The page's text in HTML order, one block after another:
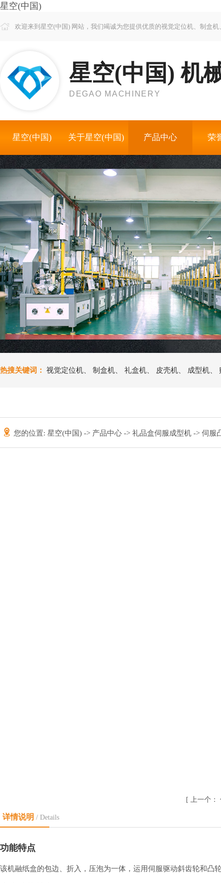
星空(中国)
欢迎来到星空(中国) 网站，我们竭诚为您提供优质的视觉定位机、制盒
星空(中国) 机
DEGAO MACHINERY
星空(中国) 关于星空(中国) 产品中心 荣
热搜关键词： 视觉定位机 制盒机 礼盒机 皮壳机 成型机
您的位置: 星空(中国) -> 产品中心 -> 礼品盒伺服成型机 -> 伺服
[ 上一个：
详情说明 / Details
功能特点
该机融纸盒的包边、折入，压泡为一体，运用伺服驱动斜齿轮和